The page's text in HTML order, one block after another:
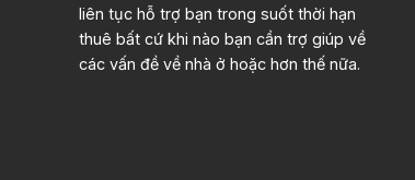
liên tục hỗ trợ bạn trong suốt thời hạn
thuê bất cứ khi nào bạn cần trợ giúp về
các vấn đề về nhà ở hoặc hơn thế nữa.